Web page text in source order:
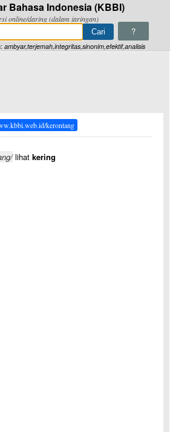
Bahasa Indonesia (KBBI)
online/daring (dalam jaringan)
?
ambyar,terjemah,integritas,sinonim,efektif,analisis
kerontang
lihat kering